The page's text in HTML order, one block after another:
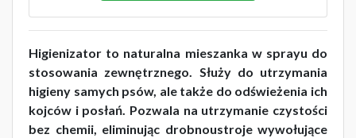
Higienizator to naturalna mieszanka w sprayu do
stosowania zewnętrznego. Służy do utrzymania
higieny samych psów, ale także do odświeżenia ich
kojców i posłań. Pozwala na utrzymanie czystości
bez chemii, eliminując drobnoustroje wywołujące